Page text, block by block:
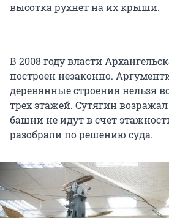
высотка рухнет на их крыши.
В 2008 году власти
построен незаконно.
деревянные строения нельзя
трех этажей. Сутягин
башни не идут в счет
разобрали по решению суда.